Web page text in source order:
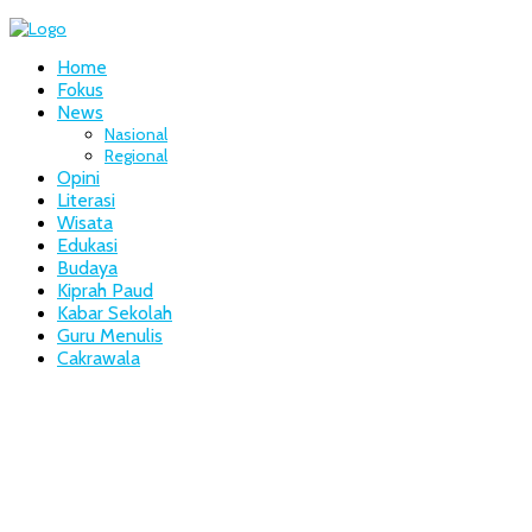
Home
Fokus
News
Nasional
Regional
Opini
Literasi
Wisata
Edukasi
Budaya
Kiprah Paud
Kabar Sekolah
Guru Menulis
Cakrawala